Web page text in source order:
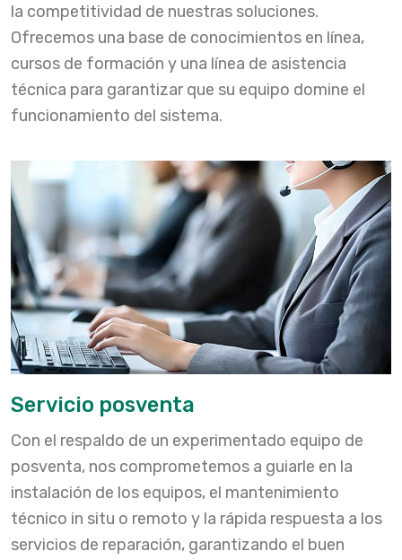
la competitividad de nuestras soluciones.
Ofrecemos una base de conocimientos en línea,
cursos de formación y una línea de asistencia
técnica para garantizar que su equipo domine el
funcionamiento del sistema.
Servicio posventa
Con el respaldo de un experimentado equipo de
posventa, nos comprometemos a guiarle en la
instalación de los equipos, el mantenimiento
técnico in situ o remoto y la rápida respuesta a los
servicios de reparación, garantizando el buen